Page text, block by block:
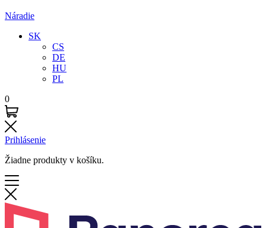
Náradie
SK
CS
DE
HU
PL
0
Prihlásenie
Žiadne produkty v košíku.